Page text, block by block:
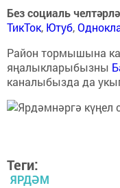
Без социаль
ТикТок, Ютуб,
Район тормышына
яңалыкларыбызны
каналыбызда да
Теги:
ЯРДӘМ